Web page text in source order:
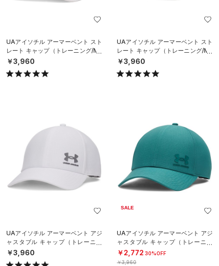
UAアイソチル アーマーベント スト
レート キャップ（トレーニング/ME
N）
￥3,960
UAアイソチル アーマーベント スト
レート キャップ（トレーニング/ME
N）
￥3,960
UAアイソチル アーマーベント アジ
ャスタブル キャップ（トレーニン
グ/MEN）
￥3,960
SALE
UAアイソチル アーマーベント アジ
ャスタブル キャップ（トレーニン
グ/MEN）
￥2,772 30%OFF
￥3,960